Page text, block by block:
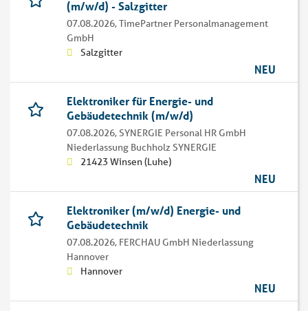
(m/w/d) - Salzgitter
07.08.2026,TimePartner Personalmanagement
GmbH
Salzgitter
NEU
Elektroniker für Energie- und
Gebäudetechnik (m/w/d)
07.08.2026,SYNERGIE Personal HR GmbH
Niederlassung Buchholz SYNERGIE
21423 Winsen (Luhe)
NEU
Elektroniker (m/w/d) Energie- und
Gebäudetechnik
07.08.2026, FERCHAU GmbH Niederlassung
Hannover
Hannover
NEU